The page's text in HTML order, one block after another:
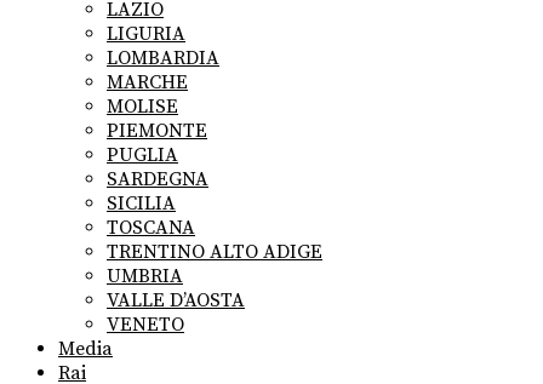
LAZIO
LIGURIA
LOMBARDIA
MARCHE
MOLISE
PIEMONTE
PUGLIA
SARDEGNA
SICILIA
TOSCANA
TRENTINO ALTO ADIGE
UMBRIA
VALLE D’AOSTA
VENETO
Media
Rai